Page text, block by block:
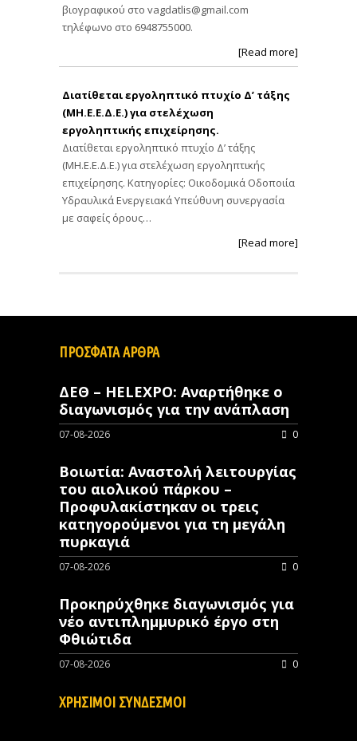
βιογραφικού στο vagdatlis@gmail.com
τηλέφωνο στο 6948755000.
[Read more]
Διατίθεται εργοληπτικό πτυχίο Δ’ τάξης
(ΜΗ.Ε.Ε.Δ.Ε.) για στελέχωση
εργοληπτικής επιχείρησης.
Διατίθεται εργοληπτικό πτυχίο Δ’ τάξης
(ΜΗ.Ε.Ε.Δ.Ε.) για στελέχωση εργοληπτικής
επιχείρησης. Κατηγορίες: Οικοδομικά Οδοποιία
Υδραυλικά Ενεργειακά Υπεύθυνη συνεργασία
με σαφείς όρους…
[Read more]
ΠΡΟΣΦΑΤΑ ΑΡΘΡΑ
ΔΕΘ – HELEXPO: Αναρτήθηκε ο
διαγωνισμός για την ανάπλαση
07-08-2026 0
Βοιωτία: Αναστολή λειτουργίας
του αιολικού πάρκου –
Προφυλακίστηκαν οι τρεις
κατηγορούμενοι για τη μεγάλη
πυρκαγιά
07-08-2026 0
Προκηρύχθηκε διαγωνισμός για
νέo αντιπλημμυρικό έργο στη
Φθιώτιδα
07-08-2026 0
ΧΡΗΣΙΜΟΙ ΣΥΝΔΕΣΜΟΙ